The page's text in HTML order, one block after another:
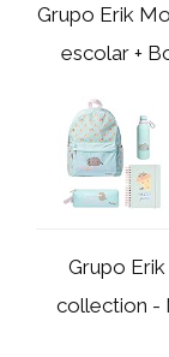
Grupo Erik
escolar +
Grupo
collection -